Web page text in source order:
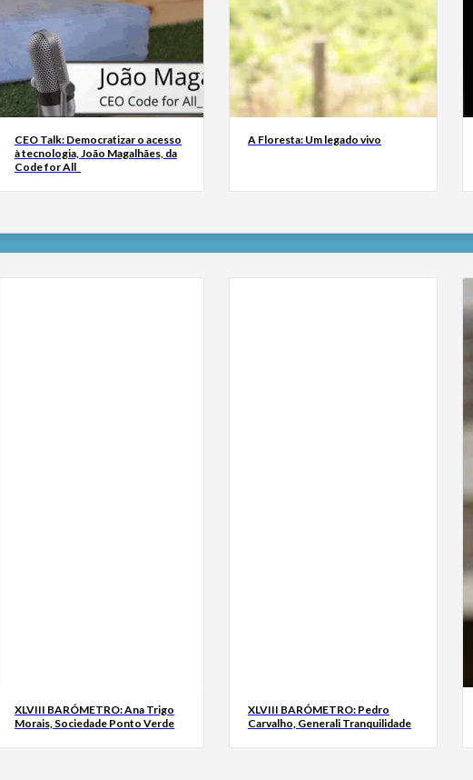
CEO Talk: Democratizar o acesso
à tecnologia, João Magalhães, da
Code for All_
A Floresta: Um legado vivo
XLVIII BARÓMETRO: Ana Trigo
Morais, Sociedade Ponto Verde
XLVIII BARÓMETRO: Pedro
Carvalho, Generali Tranquilidade